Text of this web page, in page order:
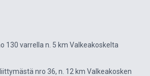
130 varrella n. 5 km Valkeakoskelta
nro 36, n. 12 km Valkeakosken